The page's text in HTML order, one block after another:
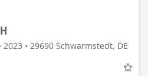
• 29690 Schwarmstedt, DE